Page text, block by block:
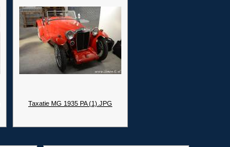
Taxatie MG 1935 PA (1).JPG